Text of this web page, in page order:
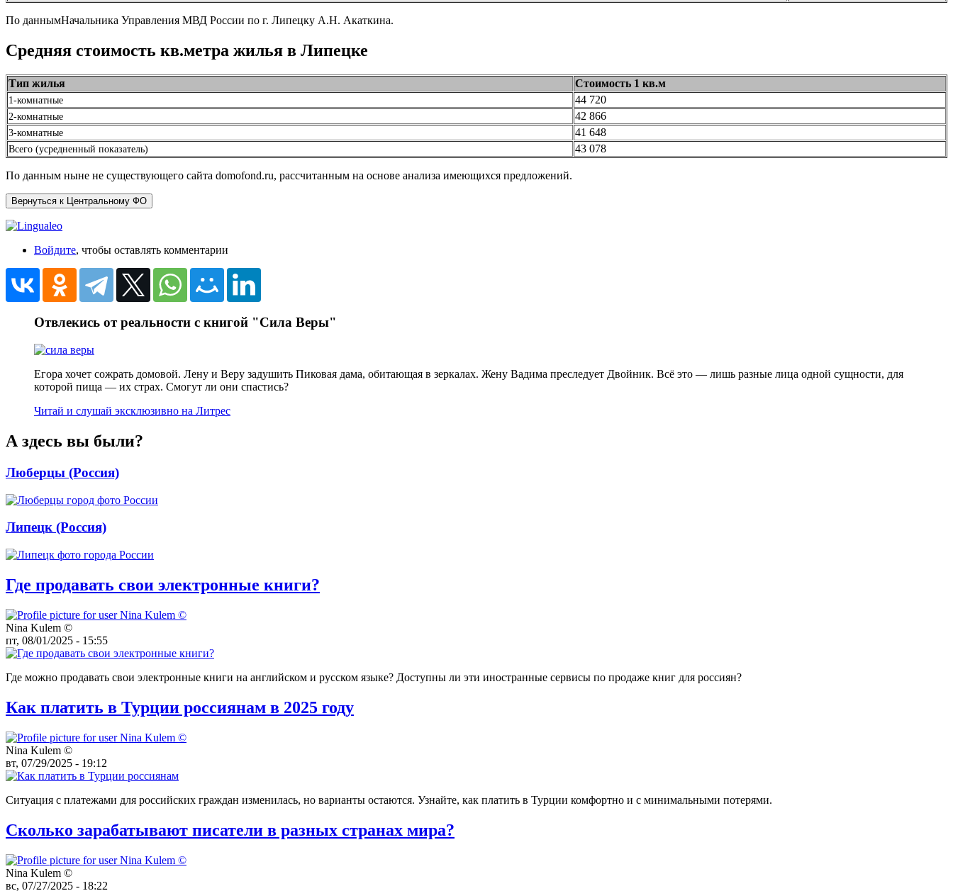
По даннымНачальника Управления МВД России по г. Липецку А.Н. Акаткина.
Средняя стоимость кв.метра жилья в Липецке
Тип жилья Стоимость 1 кв.м
1-комнатные 44 720
2-комнатные 42 866
3-комнатные 41 648
Всего (усредненный показатель) 43 078
По данным ныне не существующего сайта domofond.ru, рассчитанным на основе анализа имеющихся предложений.
Вернуться к Центральному ФО
Войдите, чтобы оставлять комментарии
Отвлекись от реальности с книгой "Сила Веры"
Егора хочет сожрать домовой. Лену и Веру задушить Пиковая дама, обитающая в зеркалах. Жену Вадима преследует Двойник. Всё это — лишь разные лица одной сущности, для
которой пища — их страх. Смогут ли они спастись?
Читай и слушай эксклюзивно на Литрес
А здесь вы были?
Люберцы (Россия)
Липецк (Россия)
Где продавать свои электронные книги?
Nina Kulem ©️
пт, 08/01/2025 - 15:55
Где можно продавать свои электронные книги на английском и русском языке? Доступны ли эти иностранные сервисы по продаже книг для россиян?
Как платить в Турции россиянам в 2025 году
Nina Kulem ©️
вт, 07/29/2025 - 19:12
Ситуация с платежами для российских граждан изменилась, но варианты остаются. Узнайте, как платить в Турции комфортно и с минимальными потерями.
Сколько зарабатывают писатели в разных странах мира?
Nina Kulem ©️
вс, 07/27/2025 - 18:22